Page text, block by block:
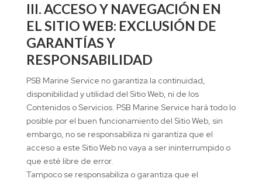
III. ACCESO Y NAVEGACIÓN EN
EL SITIO WEB: EXCLUSIÓN DE
GARANTÍAS Y
RESPONSABILIDAD
PSB Marine Service no garantiza la continuidad,
disponibilidad y utilidad del Sitio Web, ni de los
Contenidos o Servicios. PSB Marine Service hará todo lo
posible por el buen funcionamiento del Sitio Web, sin
embargo, no se responsabiliza ni garantiza que el
acceso a este Sitio Web no vaya a ser ininterrumpido o
que esté libre de error.
Tampoco se responsabiliza o garantiza que el